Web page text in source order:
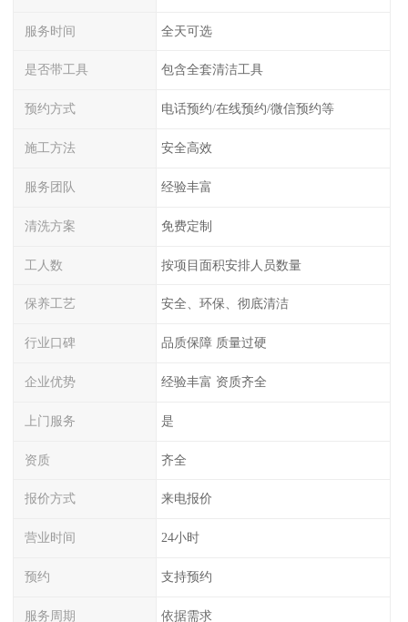
服务时间 全天可选
是否带工具 包含全套清洁工具
预约方式 电话预约/在线预约/微信预约等
施工方法 安全高效
服务团队 经验丰富
清洗方案 免费定制
工人数 按项目面积安排人员数量
保养工艺 安全、环保、彻底清洁
行业口碑 品质保障 质量过硬
企业优势 经验丰富 资质齐全
上门服务 是
资质 齐全
报价方式 来电报价
营业时间 24小时
预约 支持预约
服务周期 依据需求